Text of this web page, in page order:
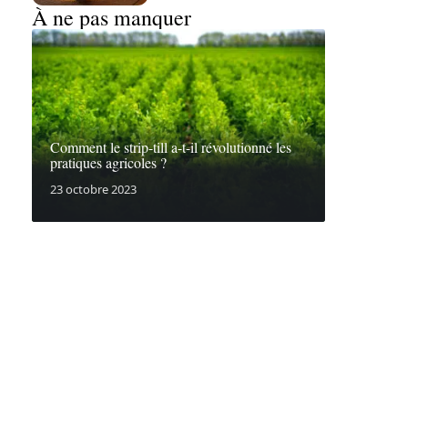
À ne pas manquer
Comment le strip-till a-t-il révolutionné les
pratiques agricoles ?
23 octobre 2023